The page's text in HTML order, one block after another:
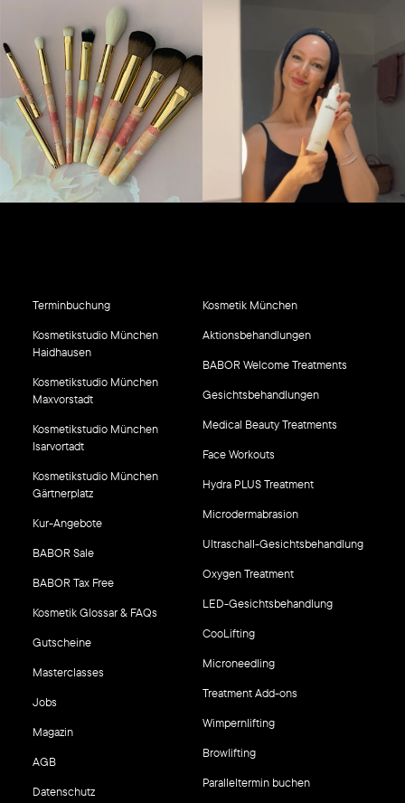
Terminbuchung
Kosmetikstudio München
Haidhausen
Kosmetikstudio München
Maxvorstadt
Kosmetikstudio München
Isarvortadt
Kosmetikstudio München
Gärtnerplatz
Kur-Angebote
BABOR Sale
BABOR Tax Free
Kosmetik Glossar & FAQs
Gutscheine
Masterclasses
Jobs
Magazin
AGB
Datenschutz
Kosmetik München
Aktionsbehandlungen
BABOR Welcome Treatments
Gesichtsbehandlungen
Medical Beauty Treatments
Face Workouts
Hydra PLUS Treatment
Microdermabrasion
Ultraschall-Gesichtsbehandlung
Oxygen Treatment
LED-Gesichtsbehandlung
CooLifting
Microneedling
Treatment Add-ons
Wimpernlifting
Browlifting
Paralleltermin buchen